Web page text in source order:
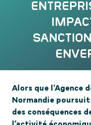
Contactez-
Appels à
Alors que l’Agence
Normandie poursuit
des conséquences